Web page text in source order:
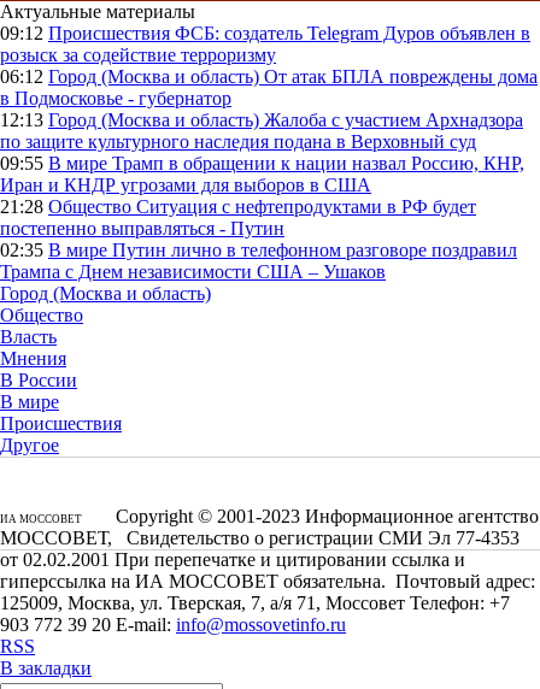
Актуальные материалы
09:12 Происшествия ФСБ: создатель Telegram Дуров объявлен в
розыск за содействие терроризму
06:12 Город (Москва и область) От атак БПЛА повреждены дома
в Подмосковье - губернатор
12:13 Город (Москва и область) Жалоба с участием Архнадзора
по защите культурного наследия подана в Верховный суд
09:55 В мире Трамп в обращении к нации назвал Россию, КНР,
Иран и КНДР угрозами для выборов в США
21:28 Общество Ситуация с нефтепродуктами в РФ будет
постепенно выправляться - Путин
02:35 В мире Путин лично в телефонном разговоре поздравил
Трампа с Днем независимости США – Ушаков
Город (Москва и область)
Общество
Власть
Мнения
В России
В мире
Происшествия
Другое
ИА МОССОВЕТ
Copyright © 2001-2023 Информационное агентство
МОССОВЕТ, Свидетельство о регистрации СМИ Эл 77-4353
от 02.02.2001 При перепечатке и цитировании ссылка и
гиперссылка на ИА МОССОВЕТ обязательна. Почтовый адрес:
125009, Москва, ул. Тверская, 7, а/я 71, Моссовет Телефон: +7
903 772 39 20 E-mail: info@mossovetinfo.ru
RSS
В закладки